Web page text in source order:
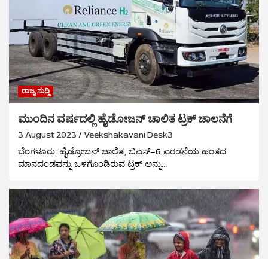
ರಾಜ್ಯ ಸುದ್ದಿ
ಮುಂದಿನ ವರ್ಷದಲ್ಲಿ ಹೈಡೋಜನ್ ಚಾಲಿತ ಟ್ರಕ್ ಚಾಲನೆಗೆ
3 August 2023 Veekshakavani Desk3
ಬೆಂಗಳೂರು: ಹೈಡ್ರೋಜನ್‌ ಚಾಲಿತ, ಬಿಎಸ್‌–6 ಎರಡನೆಯ ಹಂತದ
ಮಾನದಂಡವನ್ನು ಒಳಗೊಂಡಿರುವ ಟ್ರಕ್‌ ಅನ್ನು…